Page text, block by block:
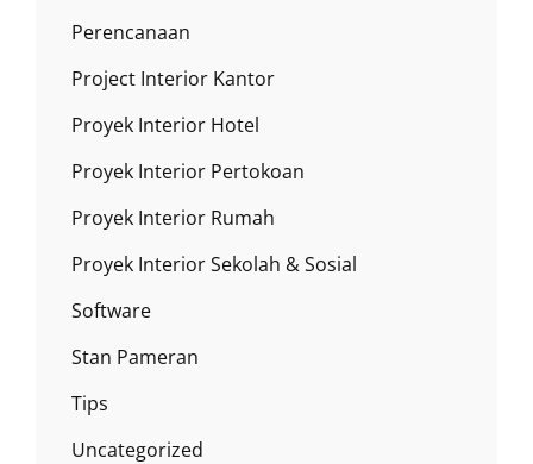
Perencanaan
Project Interior Kantor
Proyek Interior Hotel
Proyek Interior Pertokoan
Proyek Interior Rumah
Proyek Interior Sekolah & Sosial
Software
Stan Pameran
Tips
Uncategorized